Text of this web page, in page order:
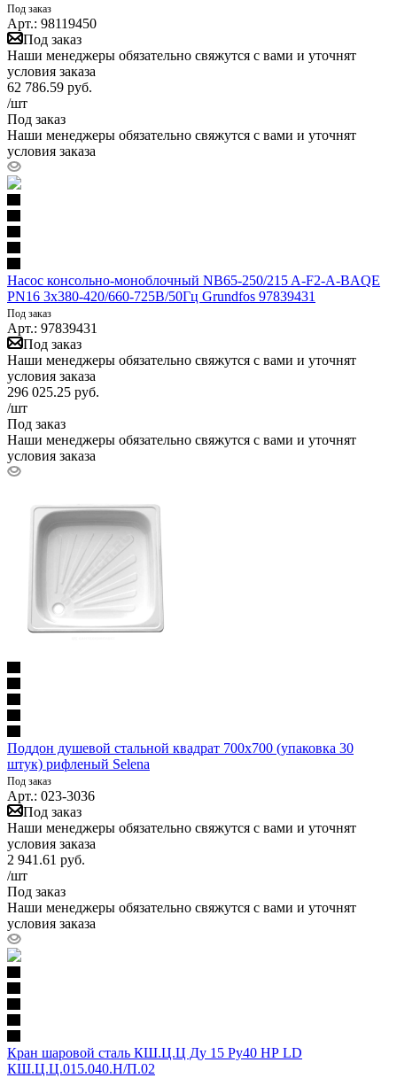
Под заказ
Арт.: 98119450
Под заказ
Наши менеджеры обязательно свяжутся с вами и уточнят
условия заказа
62 786.59 руб.
/шт
Под заказ
Наши менеджеры обязательно свяжутся с вами и уточнят
условия заказа
Насос консольно-моноблочный NB65-250/215 A-F2-A-BAQE
PN16 3х380-420/660-725В/50Гц Grundfos 97839431
Под заказ
Арт.: 97839431
Под заказ
Наши менеджеры обязательно свяжутся с вами и уточнят
условия заказа
296 025.25 руб.
/шт
Под заказ
Наши менеджеры обязательно свяжутся с вами и уточнят
условия заказа
Поддон душевой стальной квадрат 700х700 (упаковка 30
штук) рифленый Selena
Под заказ
Арт.: 023-3036
Под заказ
Наши менеджеры обязательно свяжутся с вами и уточнят
условия заказа
2 941.61 руб.
/шт
Под заказ
Наши менеджеры обязательно свяжутся с вами и уточнят
условия заказа
Кран шаровой сталь КШ.Ц.Ц Ду 15 Ру40 НР LD
КШ.Ц.Ц.015.040.Н/П.02